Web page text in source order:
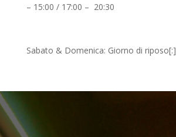
– 15:00 / 17:00 – 20:30
Sabato & Domenica: Giorno di riposo[:]